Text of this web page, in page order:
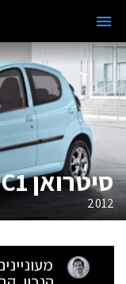
סיטרואן C1
2012